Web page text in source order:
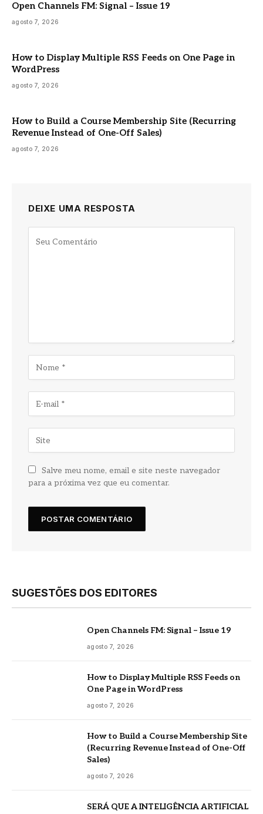
Open Channels FM: Signal – Issue 19
agosto 7, 2026
How to Display Multiple RSS Feeds on One Page in
WordPress
agosto 7, 2026
How to Build a Course Membership Site (Recurring
Revenue Instead of One-Off Sales)
agosto 7, 2026
DEIXE UMA RESPOSTA
Salve meu nome, email e site neste navegador
para a próxima vez que eu comentar.
SUGESTÕES DOS EDITORES
Open Channels FM: Signal – Issue 19
agosto 7, 2026
How to Display Multiple RSS Feeds on
One Page in WordPress
agosto 7, 2026
How to Build a Course Membership Site
(Recurring Revenue Instead of One-Off
Sales)
agosto 7, 2026
SERÁ QUE A INTELIGÊNCIA ARTIFICIAL